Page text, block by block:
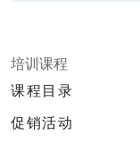
培训课程
课程目录
促销活动